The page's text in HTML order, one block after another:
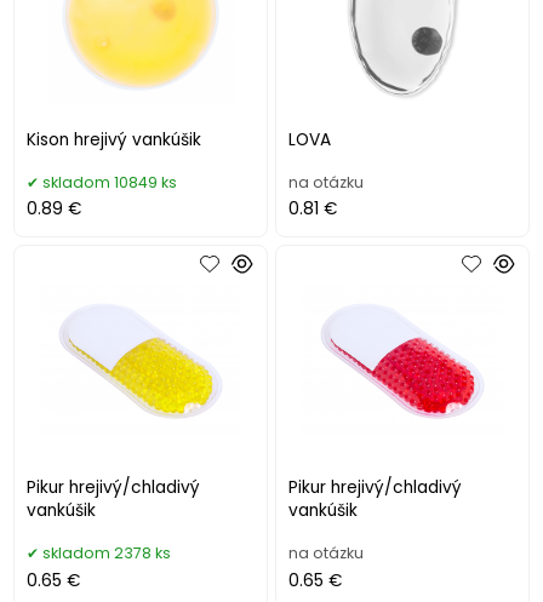
Kison hrejivý vankúšik
skladom 10849 ks
0.89 €
LOVA
na otázku
0.81 €
Pikur hrejivý/chladivý
vankúšik
skladom 2378 ks
0.65 €
Pikur hrejivý/chladivý
vankúšik
na otázku
0.65 €